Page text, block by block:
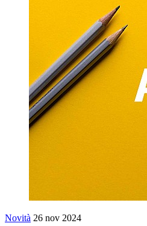
Novità 26 nov 2024